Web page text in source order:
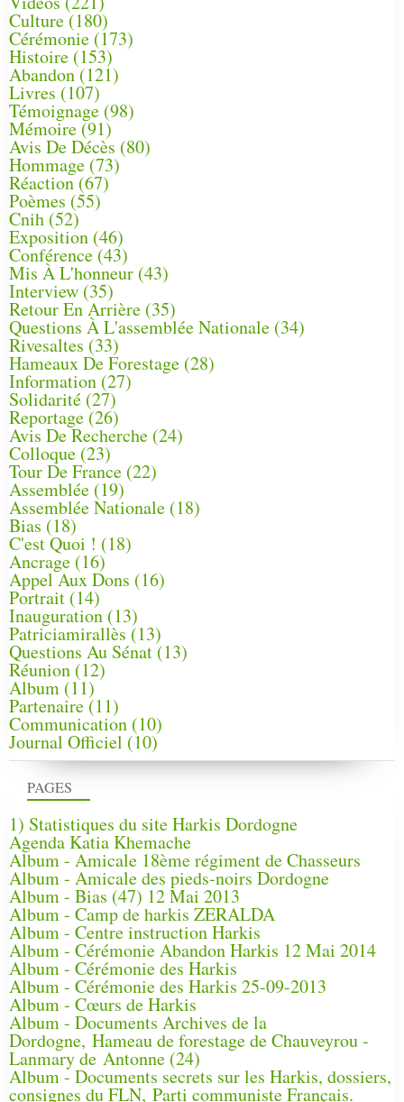
PAGES
1) Statistiques du site Harkis Dordogne
Agenda Katia Khemache
Album - Amicale 18ème régiment de Chasseurs
Album - Amicale des pieds-noirs Dordogne
Album - Bias (47) 12 Mai 2013
Album - Camp de harkis ZERALDA
Album - Centre instruction Harkis
Album - Cérémonie Abandon Harkis 12 Mai 2014
Album - Cérémonie des Harkis
Album - Cérémonie des Harkis 25-09-2013
Album - Cœurs de Harkis
Album - Documents Archives de la
Dordogne, Hameau de forestage de Chauveyrou -
Lanmary de Antonne (24)
Album - Documents secrets sur les Harkis, dossiers,
consignes du FLN, Parti communiste Français.
Culture(180)
Cérémonie (173)
Histoire (153)
Abandon(121)
Livres (107)
Témoignage (98)
Mémoire (91)
Avis De Décès (80)
Hommage (73)
Réaction(67)
Poèmes (55)
Cnih (52)
Exposition (46)
Conférence(43)
Mis À L'honneur (43)
Interview (35)
Retour En Arrière (35)
Questions À L'assemblée Nationale (34)
Rivesaltes (33)
Hameaux De Forestage (28)
Information (27)
Solidarité (27)
Reportage (26)
Avis De Recherche (24)
Colloque (23)
Tour De France (22)
Assemblée (19)
Assemblée Nationale (18)
Bias (18)
C'est Quoi ! (18)
Ancrage (16)
Appel Aux Dons (16)
Portrait (14)
Inauguration (13)
Patriciamirallès (13)
Questions Au Sénat(13)
Réunion (12)
Album (11)
Partenaire(11)
Communication (10)
Journal Officiel (10)